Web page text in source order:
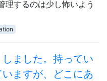
理するのは少し怖いよう
ました。持ってい
ますが、どこにあ